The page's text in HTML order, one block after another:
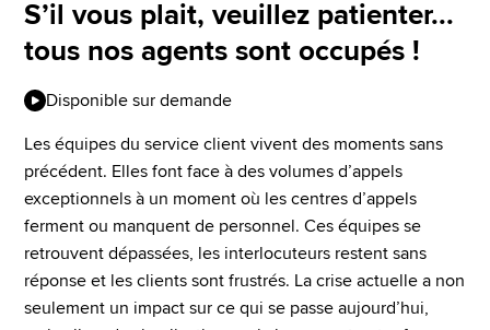
S’il vous plait, veuillez patienter...
tous nos agents sont occupés !
Disponible sur demande
Les équipes du service client vivent des moments sans
précédent. Elles font face à des volumes d’appels
exceptionnels à un moment où les centres d’appels
ferment ou manquent de personnel. Ces équipes se
retrouvent dépassées, les interlocuteurs restent sans
réponse et les clients sont frustrés. La crise actuelle a non
seulement un impact sur ce qui se passe aujourd’hui,